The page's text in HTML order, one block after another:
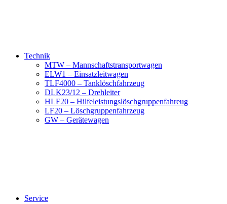
Technik
MTW – Mannschaftstransportwagen
ELW1 – Einsatzleitwagen
TLF4000 – Tanklöschfahrzeug
DLK23/12 – Drehleiter
HLF20 – Hilfeleistungslöschgruppenfahreug
LF20 – Löschgruppenfahrzeug
GW – Gerätewagen
Service